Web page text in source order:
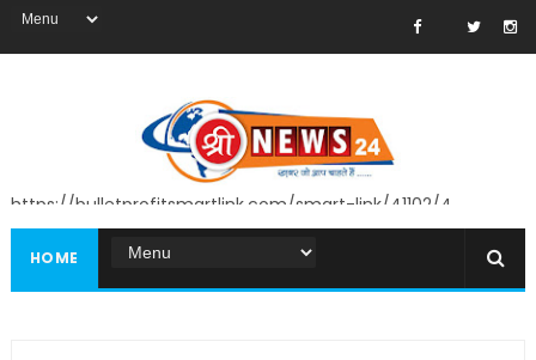
https://bulletprofitsmartlink.com/smart-link/41102/4
HOME